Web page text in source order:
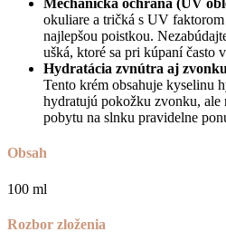
Mechanická ochrana (UV
okuliare a tričká s UV
najlepšou poistkou.
ušká, ktoré sa pri kúpaní často
Hydratácia zvnútra aj
Tento krém obsahuje kyselinu
hydratujú pokožku zvonku, ale
pobytu na slnku pravidelne
Obsah
100 ml
Rozbor zloženia